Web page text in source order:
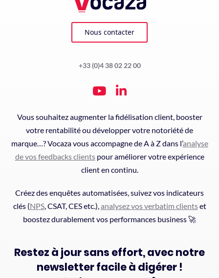
Nous contacter
+33 (0)4 38 02 22 00
Vous souhaitez augmenter la fidélisation client, booster
votre rentabilité ou développer votre notoriété de
marque…? Vocaza vous accompagne de A à Z dans l’analyse
de vos feedbacks clientspour améliorer votre expérience
client en continu.
Créez des enquêtes automatisées, suivez vos indicateurs
clés (NPS, CSAT, CES etc.),analysez vos verbatim clientset
boostez durablement vos performances business 🚀
Restez à jour sans effort, avec notre
newsletter facile à digérer !